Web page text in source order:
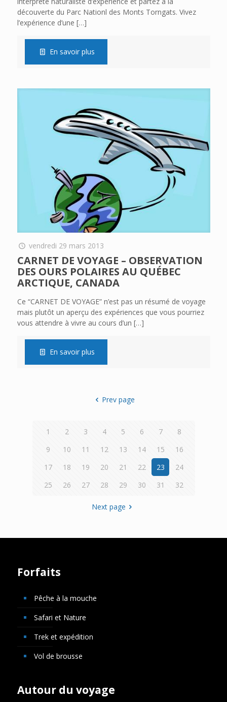
découverte du Parc Nationl des Monts Torngats. Vivez
l’expérience d’une […]
En savoir plus
vendredi 29 mars 2013
CARNET DE VOYAGE – OBSERVATION
DES OURS POLAIRES AU QUÉBEC
ARCTIQUE, CANADA
Ce “CARNET DE VOYAGE” n’est pas un résumé de voyage
mais plutôt un aperçu des expériences que vous pourriez
vous attendre à vivre au cours d’un […]
En savoir plus
Prev page
1 2 3 4 5 6 7
8
9
10 11 12 13 14 15
16
17
18 19 20 21 22 23
24
25
26 27 28 29 30 31 32
Next page
Forfaits
Pêche à la mouche
Safari et Nature
Trek et expédition
Vol de brousse
Autour du voyage